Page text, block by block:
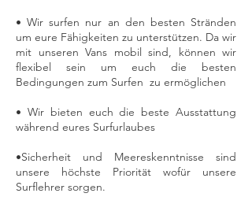
• Wir surfen nur an den besten Stränden
um eure Fähigkeiten zu unterstützen. Da wir
mit unseren Vans mobil sind, können wir
flexibel sein um euch die besten
Bedingungen zum Surfen zu ermöglichen
• Wir bieten euch die beste Ausstattung
während eures Surfurlaubes
•Sicherheit und Meereskenntnisse sind
unsere höchste Priorität wofür unsere
Surflehrer sorgen.